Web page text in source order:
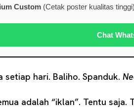
Custom (Cetak poster kualitas tinggi)
Chat
setiap hari. Baliho. Spanduk.
adalah “iklan”. Tentu